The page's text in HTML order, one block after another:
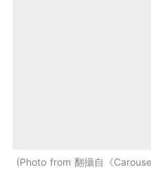
Photo from 翻攝自《